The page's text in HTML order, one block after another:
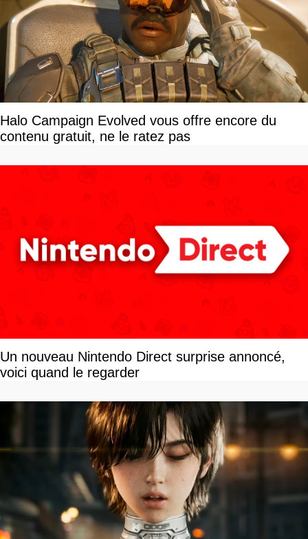
Halo Campaign Evolved vous offre encore du
contenu gratuit, ne le ratez pas
Un nouveau Nintendo Direct surprise annoncé,
voici quand le regarder